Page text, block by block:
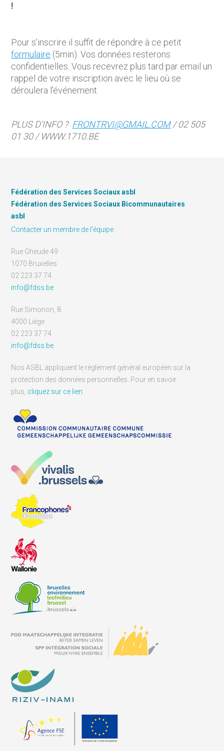
!
Pour s’inscrire il suffit de répondre à ce petit
formulaire (5min). Vos données resterons
confidentielles. Vous recevrez plus tard par email un
rappel de votre inscription avec le lieu où se
déroulera l’événement.
PLUS D’INFO ? FRONTRVI@GMAIL.COM/ 02 505
01 30 / WWW.1710.BE
Fédération des Services Sociaux asbl
Fédération des Services Sociaux Bicommunautaires
asbl
Contacter un membre de l’équipe
Rue Gheude 49
1070 Bruxelles
02 223 37 74
info@fdss.be
Rue Simonon, 8
4000 Liège
02 223 37 74
info@fdss.be
Nos ASBL appliquent le règlement général européen sur la
protection des données personnelles. Pour en savoir
plus, cliquez sur ce lien